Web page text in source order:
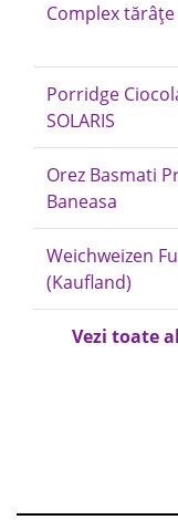
Complex tărâțe
Porridge
SOLARIS
Orez Basmati
Baneasa
Weichweizen
(Kaufland)
Vezi toate